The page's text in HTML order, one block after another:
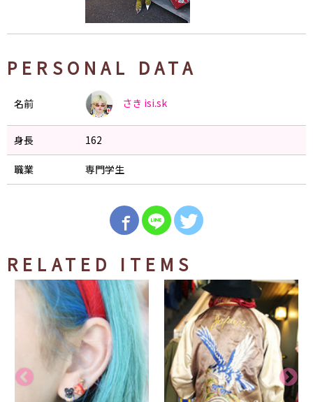
PERSONAL DATA
名前 さき isi.sk
身長 162
職業 専門学生
RELATED ITEMS